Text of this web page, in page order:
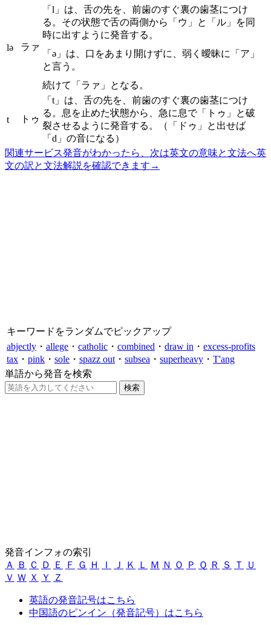
lə ラァ
「l」は、舌の先を、前歯のすぐ裏の歯茎につけ
る。その状態で舌の両側から「ウ」と「ル」を同
時に出すように発音する。
「ə」は、口をあまり開けずに、弱く曖昧に「ア」
と言う。
続けて「ラァ」となる。
t トゥ
「t」は、舌の先を、前歯のすぐ裏の歯茎につけ
る。息を止めた状態から、急に息で「トゥ」と破
裂させるように発音する。（「ドゥ」と出せば
「d」の音になる）
関連サービス発音がわかったら、次は英文の意味と文法へ英
文の訳と文法解説を確認できます →
キーワードをランダムでピックアップ
abjectly ・ allege ・ catholic ・ combined ・ draw in ・ excess-profits
tax ・ pink ・ sole ・ spazz out ・ subsea ・ superheavy ・ T'ang
単語から発音を検索
発音インフォの索引
Ａ
Ｂ Ｃ Ｄ Ｅ Ｆ Ｇ Ｈ Ｉ Ｊ Ｋ Ｌ Ｍ Ｎ Ｏ Ｐ Ｑ Ｒ Ｓ Ｔ
Ｕ
Ｖ Ｗ Ｘ Ｙ Ｚ
英語の発音記号はこちら
中国語のピンイン（発音記号）はこちら